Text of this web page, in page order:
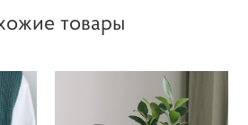
товары